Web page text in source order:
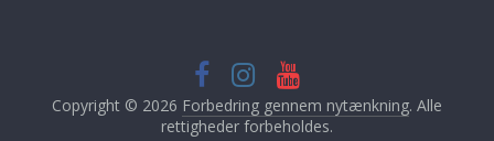
Copyright © 2026 Forbedring gennem nytænkning. Alle
rettigheder forbeholdes.